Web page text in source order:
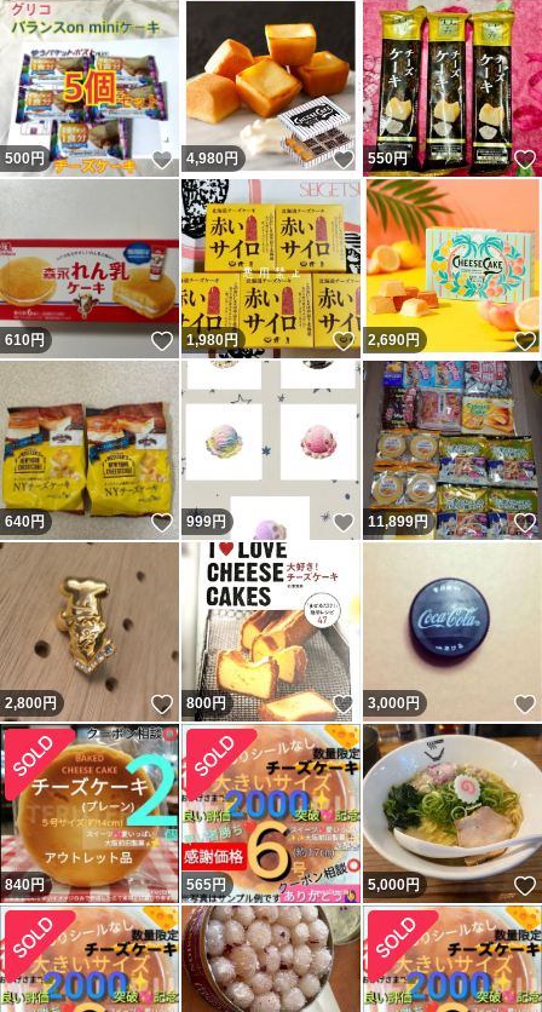
500円 いいね！
4,980円 いいね！
550円
610円 いいね！
1,980円 いいね！
2,690円
640円 いいね！
999円 いいね！
11,899円
2,800円 いいね！
800円 いいね！
3,000円
840円 565円 5,000円